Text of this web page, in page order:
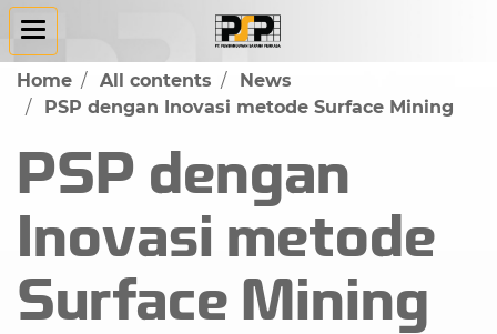
Home All contents
News
PSP dengan Inovasi metode Surface Mining
PSP dengan
Inovasi metode
Surface Mining